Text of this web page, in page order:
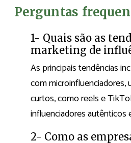
Perguntas
1- Quais são as
marketing de
As principais tendências
com microinfluenciadores,
curtos, como reels e
influenciadores autênticos
2- Como as